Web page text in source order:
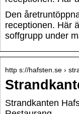
Den
receptionen. Här
soffgrupp under
http s://hafsten.se ›
Strandkanten